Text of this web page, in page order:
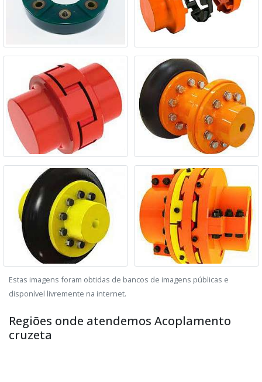
Estas imagens foram obtidas de bancos de imagens públicas e
disponível livremente na internet.
Regiões onde atendemos Acoplamento
cruzeta